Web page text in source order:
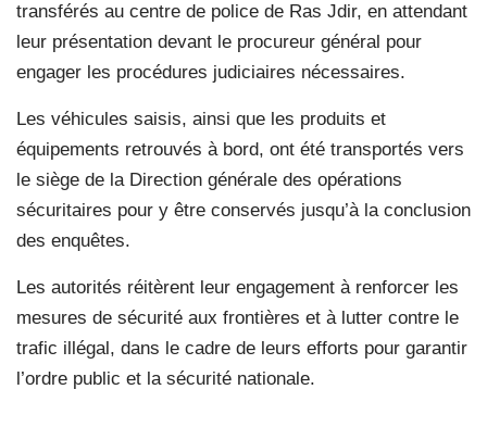
transférés au centre de police de Ras Jdir, en attendant
leur présentation devant le procureur général pour
engager les procédures judiciaires nécessaires.
Les véhicules saisis, ainsi que les produits et
équipements retrouvés à bord, ont été transportés vers
le siège de la Direction générale des opérations
sécuritaires pour y être conservés jusqu’à la conclusion
des enquêtes.
Les autorités réitèrent leur engagement à renforcer les
mesures de sécurité aux frontières et à lutter contre le
trafic illégal, dans le cadre de leurs efforts pour garantir
l’ordre public et la sécurité nationale.